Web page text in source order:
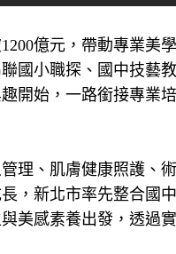
億元，帶動專業美
國小職探、國中技藝
開始，一路銜接專業
理、肌膚健康照護、
，新北市率先整合國
美感素養出發，透過